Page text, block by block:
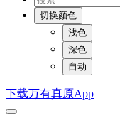
切换颜色
浅色
深色
自动
下载万有真原App